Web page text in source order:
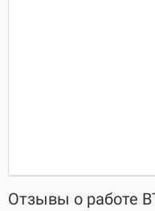
Отзывы о работе